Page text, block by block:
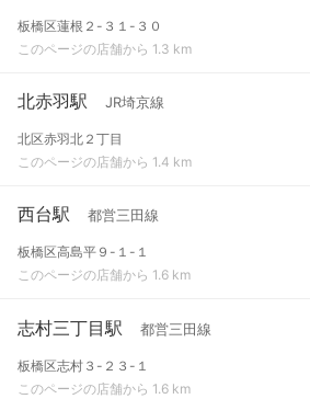
板橋区蓮根２-３１-３０
このページの店舗から 1.3 km
北赤羽駅 JR埼京線
北区赤羽北２丁目
このページの店舗から 1.4 km
西台駅 都営三田線
板橋区高島平９-１-１
このページの店舗から 1.6 km
志村三丁目駅 都営三田線
板橋区志村３-２３-１
このページの店舗から 1.6 km